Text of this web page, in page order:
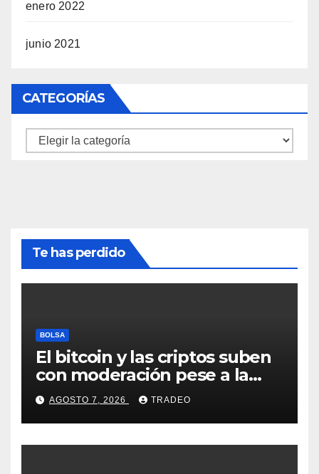
enero 2022
junio 2021
CATEGORÍAS
Categorías
Te has perdido
BOLSA
El bitcoin y las criptos suben
con moderación pese a la
incertidumbre en Oriente
Medio
AGOSTO 7, 2026 TRADEO